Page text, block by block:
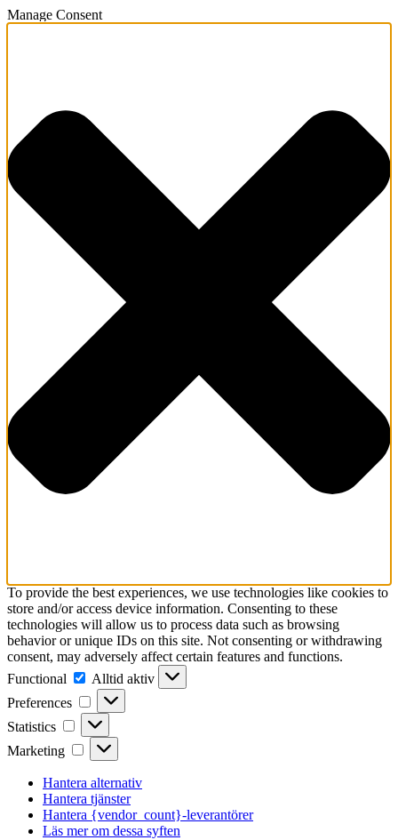
Manage Consent
To provide the best experiences, we use technologies like cookies to
store and/or access device information. Consenting to these
technologies will allow us to process data such as browsing
behavior or unique IDs on this site. Not consenting or withdrawing
consent, may adversely affect certain features and functions.
Functional
Functional
Alltid aktiv
Preferences
Preferences
Statistics Statistics
Marketing Marketing
Hantera alternativ
Hantera tjänster
Hantera {vendor_count}-leverantörer
Läs mer om dessa syften